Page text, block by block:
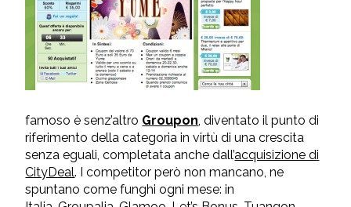
famoso è senz’altro Groupon, diventato il punto di
riferimento della categoria in virtù di una crescita
senza eguali, completata anche dall’acquisizione di
CityDeal. I competitor però non mancano, ne
spuntano come funghi ogni mese: in